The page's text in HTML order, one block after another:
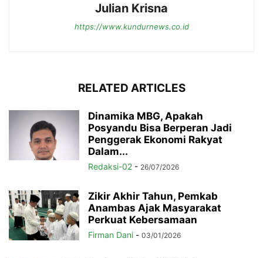
Julian Krisna
https://www.kundurnews.co.id
RELATED ARTICLES
Dinamika MBG, Apakah
Posyandu Bisa Berperan Jadi
Penggerak Ekonomi Rakyat
Dalam...
Redaksi-02 - 26/07/2026
Zikir Akhir Tahun, Pemkab
Anambas Ajak Masyarakat
Perkuat Kebersamaan
Firman Dani - 03/01/2026